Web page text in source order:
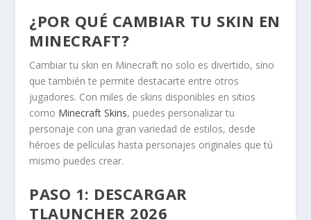
¿POR QUÉ CAMBIAR TU SKIN EN
MINECRAFT?
Cambiar tu skin en Minecraft no solo es divertido, sino
que también te permite destacarte entre otros
jugadores. Con miles de skins disponibles en sitios
como Minecraft Skins, puedes personalizar tu
personaje con una gran variedad de estilos, desde
héroes de películas hasta personajes originales que tú
mismo puedes crear.
PASO 1: DESCARGAR
TLAUNCHER 2026